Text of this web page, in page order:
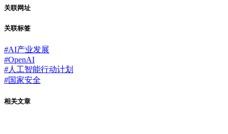
关联网址
关联标签
#AI产业发展
#OpenAI
#人工智能行动计划
#国家安全
相关文章